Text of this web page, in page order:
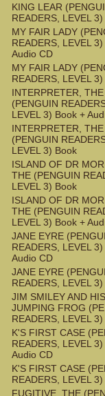
KING LEAR
READERS, LEVEL
MY FAIR LADY
READERS, LEVEL
Audio CD
MY FAIR LADY
READERS, LEVEL
INTERPRETER, THE
(PENGUIN
LEVEL 3) Book +
INTERPRETER, THE
(PENGUIN
LEVEL 3) Book
ISLAND OF DR
THE (PENGUIN
LEVEL 3) Book
ISLAND OF DR
THE (PENGUIN
LEVEL 3) Book +
JANE EYRE
READERS, LEVEL
Audio CD
JANE EYRE
READERS, LEVEL
JIM SMILEY AND HIS
JUMPING FROG
READERS, LEVEL
K'S FIRST CASE
READERS, LEVEL
Audio CD
K'S FIRST CASE
READERS, LEVEL
FUGITIVE, THE